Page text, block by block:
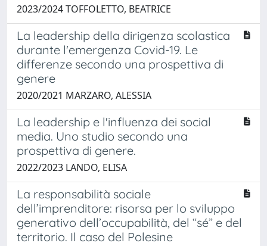
2023/2024 TOFFOLETTO, BEATRICE
La leadership della dirigenza scolastica
durante l'emergenza Covid-19. Le
differenze secondo una prospettiva di
genere
2020/2021 MARZARO, ALESSIA
La leadership e l'influenza dei social
media. Uno studio secondo una
prospettiva di genere.
2022/2023 LANDO, ELISA
La responsabilità sociale
dell’imprenditore: risorsa per lo sviluppo
generativo dell’occupabilità, del “sé” e del
territorio. Il caso del Polesine